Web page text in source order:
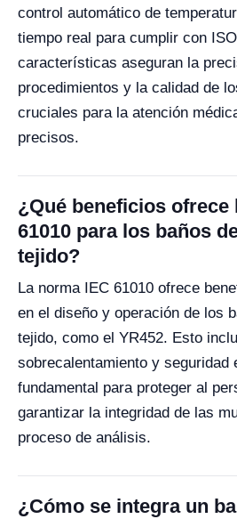
control automático de
tiempo real para cumplir con
características aseguran la
procedimientos y la calidad de
cruciales para la atención
precisos.
¿Qué beneficios ofrece
61010 para los baños
tejido?
La norma IEC 61010 ofrece
en el diseño y operación de los
tejido, como el YR452. Esto
sobrecalentamiento y seguridad
fundamental para proteger al
garantizar la integridad de las
proceso de análisis.
¿Cómo se integra un